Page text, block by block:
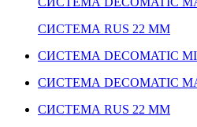
СИСТЕМА RUS 22 ММ
СИСТЕМА DECOMATIC
СИСТЕМА DECOMATIC
СИСТЕМА RUS 22 ММ